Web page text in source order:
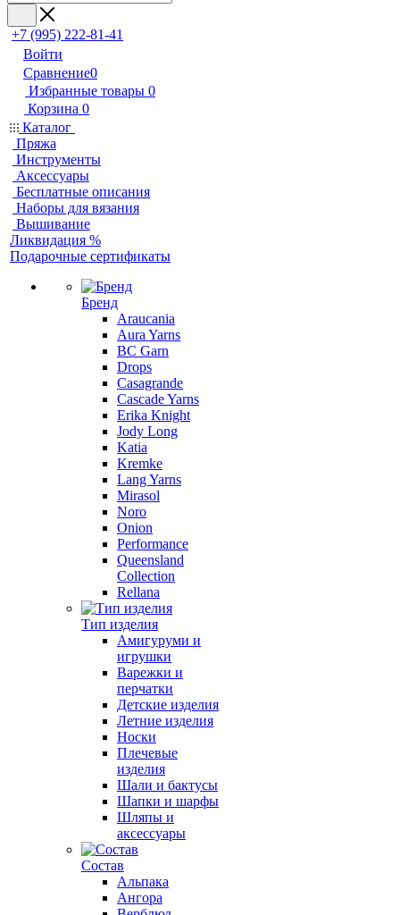
+7 (995) 222-81-41
Войти
Сравнение0
Избранные товары 0
Корзина 0
Каталог
Пряжа
Инструменты
Аксессуары
Бесплатные описания
Наборы для вязания
Вышивание
Ликвидация %
Подарочные сертификаты
Бренд
Araucania
Aura Yarns
BC Garn
Drops
Casagrande
Cascade Yarns
Erika Knight
Jody Long
Katia
Kremke
Lang Yarns
Mirasol
Noro
Onion
Performance
Queensland
Collection
Rellana
Тип изделия
Амигуруми и
игрушки
Варежки и
перчатки
Детские изделия
Летние изделия
Носки
Плечевые
изделия
Шали и бактусы
Шапки и шарфы
Шляпы и
аксессуары
Состав
Альпака
Ангора